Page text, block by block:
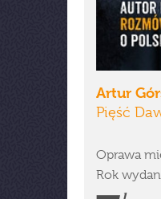
Artur
Pięść
Oprawa
Rok